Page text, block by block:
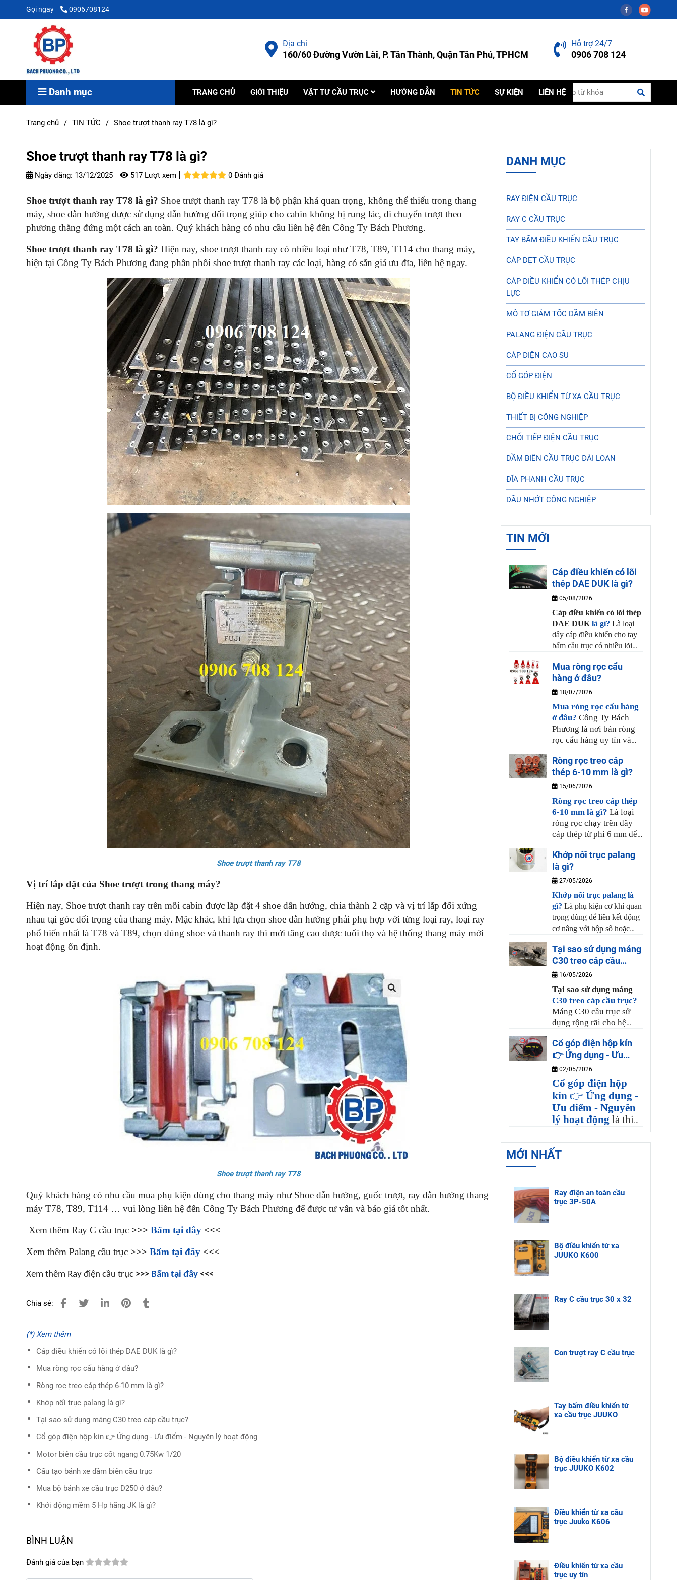
Gọi ngay 0906708124
Địa chỉ
160/60 Đường Vườn Lài, P. Tân Thành, Quận Tân Phú, TPHCM
Hỗ trợ 24/7
0906 708 124
Danh mục TRANG CHỦ GIỚI THIỆU VẬT TƯ CẦU TRỤC HƯỚNG DẪN TIN TỨC SỰ KIỆN LIÊN HỆ
Trang chủ / TIN TỨC / Shoe trượt thanh ray T78 là gì?
Shoe trượt thanh ray T78 là gì?
Ngày đăng: 13/12/2025 517 Lượt xem 0 Đánh giá
Shoe trượt thanh ray T78 là gì? Shoe trượt thanh ray T78 là bộ phận khá quan trọng, không thể thiếu trong thang
máy, shoe dẫn hướng được sử dụng dẫn hướng đối trọng giúp cho cabin không bị rung lác, di chuyển trượt theo
phương thẳng đứng một cách an toàn. Quý khách hàng có nhu cầu liên hệ đến Công Ty Bách Phương.
Shoe trượt thanh ray T78 là gì? Hiện nay, shoe trượt thanh ray có nhiều loại như T78, T89, T114 cho thang máy,
hiện tại Công Ty Bách Phương đang phân phối shoe trượt thanh ray các loại, hàng có sẳn giá ưu đĩa, liên hệ ngay.
Shoe trượt thanh ray T78
Vị trí lắp đặt của Shoe trượt trong thang máy?
Hiện nay, Shoe trượt thanh ray trên mỗi cabin được lắp đặt 4 shoe dẫn hướng, chia thành 2 cặp và vị trí lắp đối xứng
nhau tại góc đối trọng của thang máy. Mặc khác, khi lựa chọn shoe dẫn hướng phải phụ hợp với từng loại ray, loại ray
phổ biến nhất là T78 và T89, chọn đúng shoe và thanh ray thì mới tăng cao được tuổi thọ và hệ thống thang máy mới
hoạt động ổn định.
Shoe trượt thanh ray T78
Quý khách hàng có nhu cầu mua phụ kiện dùng cho thang máy như Shoe dẫn hướng, guốc trượt, ray dẫn hướng thang
máy T78, T89, T114 … vui lòng liên hệ đến Công Ty Bách Phương để được tư vấn và báo giá tốt nhất.
Xem thêm Ray C cầu trục >>> Bấm tại đây <<<
Xem thêm Palang cầu trục >>> Bấm tại đây <<<
Xem thêm Ray điện cầu trục >>> Bấm tại đây <<<
Chia sẻ:
(*) Xem thêm
Cáp điều khiển có lõi thép DAE DUK là gì?
Mua ròng rọc cẩu hàng ở đâu?
Ròng rọc treo cáp thép 6-10 mm là gì?
Khớp nối trục palang là gì?
Tại sao sử dụng máng C30 treo cáp cầu trục?
Cổ góp điện hộp kín 👉 Ứng dụng - Ưu điểm - Nguyên lý hoạt động
Motor biên cầu trục cốt ngang 0.75Kw 1/20
Cấu tạo bánh xe dầm biên cầu trục
Mua bộ bánh xe cầu trục D250 ở đâu?
Khởi động mềm 5 Hp hãng JK là gì?
BÌNH LUẬN
Đánh giá của bạn
DANH MỤC
RAY ĐIỆN CẦU TRỤC
RAY C CẦU TRỤC
TAY BẤM ĐIỀU KHIỂN CẦU TRỤC
CÁP DẸT CẦU TRỤC
CÁP ĐIỀU KHIỂN CÓ LÕI THÉP CHỊU
LỰC
MÔ TƠ GIẢM TỐC DẦM BIÊN
PALANG ĐIỆN CẦU TRỤC
CÁP ĐIỆN CAO SU
CỔ GÓP ĐIỆN
BỘ ĐIỀU KHIỂN TỪ XA CẦU TRỤC
THIẾT BỊ CÔNG NGHIỆP
CHỔI TIẾP ĐIỆN CẦU TRỤC
DẦM BIÊN CẦU TRỤC ĐÀI LOAN
ĐĨA PHANH CẦU TRỤC
DẦU NHỚT CÔNG NGHIỆP
TIN MỚI
Cáp điều khiển có lõi
thép DAE DUK là gì?
05/08/2026
Cáp điều khiển có lõi thép
DAE DUKlà gì? Là loại
dây cáp điều khiển cho tay
bấm cầu trục có nhiều lõi
có khả năng uốn dẻo và
chịu lực, được dùng nhiều
cho cầu trục, cổng trục,
có hàng sẳn để giao hàng
cho Quý khách.
Mua ròng rọc cẩu
hàng ở đâu?
18/07/2026
Mua ròng rọc cẩu hàng
ở đâu? Công Ty Bách
Phương là nơi bán ròng
rọc cẩu hàng uy tín và
Phương có bán sẳn ròng
rọc từ 20kg đến 3 tấn,
hàng chất lượng, giá
tiết giá bán từng loại vui
lòng liên hệ đến Công Ty
Bách Phương.
Ròng rọc treo cáp
thép 6-10 mm là gì?
15/06/2026
Ròng rọc treo cáp thép
6-10 mm là gì? Là loại
ròng rọc chạy trên dây
cáp thép từ phi 6 mm đến
diện được Công Ty Bách
Phương cung cấp có đa
dạng chuẩn loại, hàng
nên có chất lượng ổn
định. Quý khách hàng
cần liên hệ đến Công Ty
Bách Phương theo số
điện thoại bên dưới.
Khớp nối trục palang
là gì?
27/05/2026
Khớp nối trục palang là
gì? Là phụ kiện cơ khí quan
trọng dùng để liên kết động
cơ nâng với hộp số hoặc
chính là truyền lực momen
xoắn, bù trừ độ lệch tâm
giữa các trục và giảm chấn,
trình vận hành thiết bị, chịu
được lực kéo lớn, sử dụng
an toàn.
Tại sao sử dụng máng
C30 treo cáp cầu
trục?
16/05/2026
Tạisao sử dụng máng
C30 treo cáp cầu trục?
Máng C30 cầu trục sử
dụng rộng rãi cho hệ
cầu trục, cổng trục, thiết
bị công nghiệp cần di
chuyển qua lại như cửa
cổng nhà xưởng, máy cắt
vải, xe goong vận
chuyển hàng hoá…Quý
khách cần liên hệ đến
Công Ty Bách Phương để
được tư vấn.
Cổ góp điện hộp kín
👉 Ứng dụng - Ưu
điểm - Nguyên lý hoạt
động
02/05/2026
Cổ góp điện hộp
kín 👉Ứng dụng -
Ưu điểm - Nguyên
lý hoạt động là thiết
bị lấy điện dạng
xoay có khả năng
truyền điện và dẫn
Phương nhập khẩu
trực tiếp nên hàng
MỚI NHẤT
Ray điện an toàn cầu
trục 3P-50A
Bộ điều khiển từ xa
JUUKO K600
Ray C cầu trục 30 x 32
Con trượt ray C cầu trục
Tay bấm điều khiển từ
xa cầu trục JUUKO
Bộ điều khiển từ xa cầu
trục JUUKO K602
Điều khiển từ xa cầu
trục Juuko K606
Điều khiển từ xa cầu
trục uy tín